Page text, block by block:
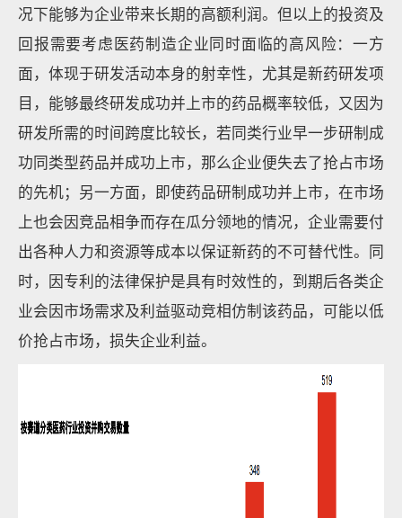
况下能够为企业带来长期的高额利润。但以上的投资及
回报需要考虑医药制造企业同时面临的高风险：一方
面，体现于研发活动本身的射幸性，尤其是新药研发项
目，能够最终研发成功并上市的药品概率较低，又因为
研发所需的时间跨度比较长，若同类行业早一步研制成
功同类型药品并成功上市，那么企业便失去了抢占市场
的先机；另一方面，即使药品研制成功并上市，在市场
上也会因竞品相争而存在瓜分领地的情况，企业需要付
出各种人力和资源等成本以保证新药的不可替代性。同
时，因专利的法律保护是具有时效性的，到期后各类企
业会因市场需求及利益驱动竞相仿制该药品，可能以低
价抢占市场，损失企业利益。